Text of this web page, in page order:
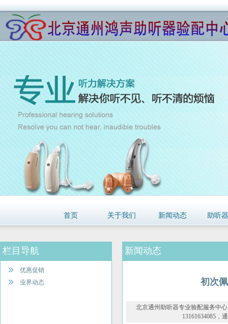
首页 关于我们 新闻动态 助听
栏目导航
优惠促销
业界动态
新闻动态
初次
北京通州助听器专业验配服务中
13161634085，